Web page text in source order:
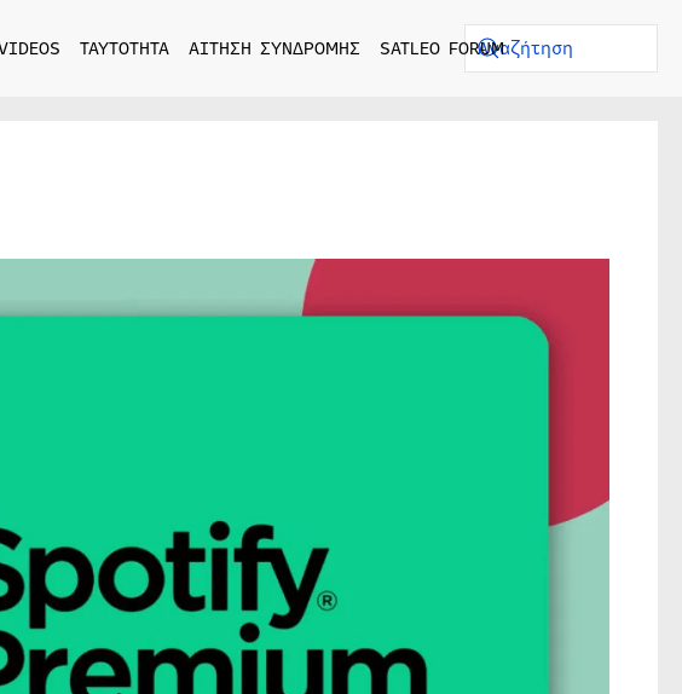
ΤΑΥΤΟΤΗΤΑ ΑΙΤΗΣΗ ΣΥΝΔΡΟΜΗΣ SATLEO FORUM